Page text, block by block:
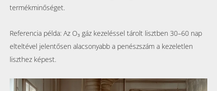
termékminőséget.
Referencia példa: Az O₃ gáz kezeléssel tárolt lisztben 30–60 nap
elteltével jelentősen alacsonyabb a penészszám a kezeletlen
liszthez képest.